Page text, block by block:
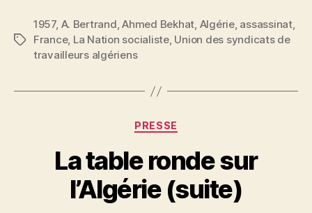
L’assassinat
d’Ahmed
Étiquettes
1957, A. Bertrand,Ahmed Bekhat, Algérie, assassinat,
France, La Nation socialiste, Union des syndicats de
travailleurs algériens
Catégories
PRESSE
La table ronde sur
l’Algérie (suite)
a
S